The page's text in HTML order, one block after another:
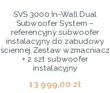
SVS 3000 In-Wall Dual
Subwoofer System –
referencyjny subwoofer
instalacyjny do zabudowy
ściennej Zestaw wzmacniacz
+ 2 szt subwoofer
instalacyjny
13 999,00 zł